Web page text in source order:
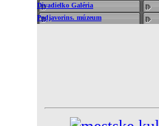
Divadielko Galéria
Podjavorins. múzeum